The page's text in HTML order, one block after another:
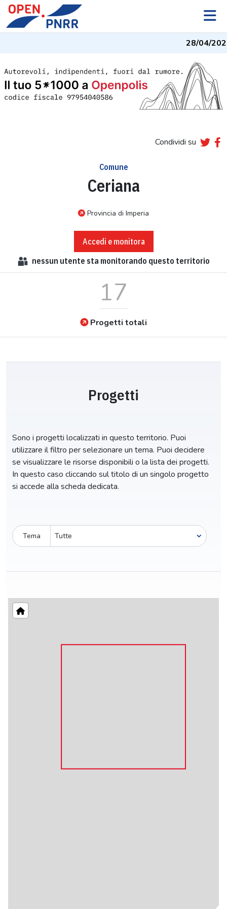
28/04/2026
Condividi su
Comune
Ceriana
Provincia di Imperia
Accedi e monitora
nessun utente sta monitorando questo territorio
17
Progetti totali
Progetti
Sono i progetti localizzati in questo territorio. Puoi
utilizzare il filtro per selezionare un tema. Puoi decidere
se visualizzare le risorse disponibili o la lista dei progetti.
In questo caso cliccando sul titolo di un singolo progetto
si accede alla scheda dedicata.
Tema